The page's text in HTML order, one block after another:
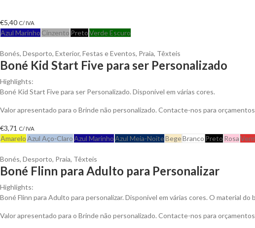
€5,40 C/ IVA
Azul Marinho Cinzento PretoVerde Escuro
Bonés, Desporto, Exterior, Festas e Eventos, Praia, Têxteis
Boné Kid Start Five para ser Personalizado
Highlights:
Boné Kid Start Five para ser Personalizado. Disponível em várias cores.
Valor apresentado para o Brinde não personalizado. Contacte-nos para
€3,71 C/ IVA
AmareloAzul Aço-ClaroAzul MarinhoAzul Meia-NoiteBegeBranco Preto Rosa
Bonés, Desporto, Praia, Têxteis
Boné Flinn para Adulto para Personalizar
Highlights:
Boné Flinn para Adulto para personalizar. Disponível em várias cores. O material do
Valor apresentado para o Brinde não personalizado. Contacte-nos para